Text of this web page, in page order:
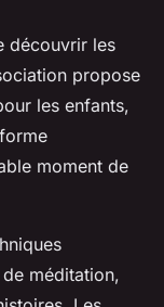
découvrir les
propose
les enfants,
moment de
méditation,